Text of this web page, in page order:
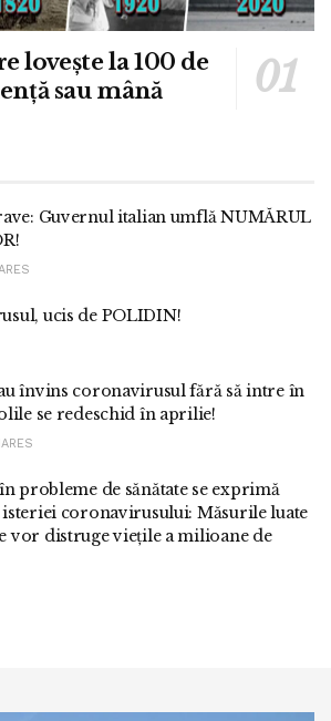
lovește la 100 de
sau mână
Guvernul italian umflă NUMĂRUL
ucis de POLIDIN!
învins coronavirusul fără să intre în
se redeschid în aprilie!
probleme de sănătate se exprimă
coronavirusului: Măsurile luate
vor distruge viețile a milioane de